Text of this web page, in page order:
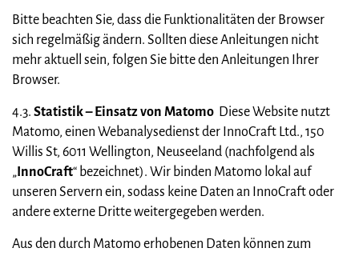
Bitte beachten Sie, dass die Funktionalitäten der Browser
sich regelmäßig ändern. Sollten diese Anleitungen nicht
mehr aktuell sein, folgen Sie bitte den Anleitungen Ihrer
Browser.
4.3. Statistik – Einsatz von Matomo Diese Website nutzt
Matomo, einen Webanalysedienst der InnoCraft Ltd., 150
Willis St, 6011 Wellington, Neuseeland (nachfolgend als
„InnoCraft“ bezeichnet). Wir binden Matomo lokal auf
unseren Servern ein, sodass keine Daten an InnoCraft oder
andere externe Dritte weitergegeben werden.
Aus den durch Matomo erhobenen Daten können zum